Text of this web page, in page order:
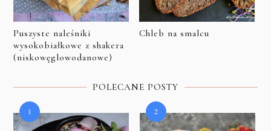
Puszyste naleśniki
wysokobiałkowe z shakera
(niskowęglowodanowe)
Chleb na smalcu
POLECANE POSTY